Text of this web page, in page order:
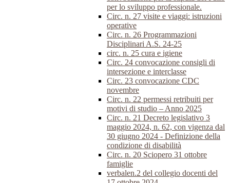
per lo sviluppo professionale.
Circ. n. 27 visite e viaggi: istruzioni
operative
Circ. n. 26 Programmazioni
Disciplinari A.S. 24-25
circ. n. 25 cura e igiene
Circ. 24 convocazione consigli di
intersezione e interclasse
Circ. 23 convocazione CDC
novembre
Circ. n. 22 permessi retribuiti per
motivi di studio – Anno 2025
Circ. n. 21 Decreto legislativo 3
maggio 2024, n. 62, con vigenza dal
30 giugno 2024 - Definizione della
condizione di disabilità
Circ. n. 20 Sciopero 31 ottobre
famiglie
verbalen.2 del collegio docenti del